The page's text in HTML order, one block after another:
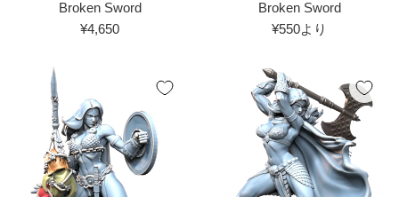
Broken Sword
通
¥4,650
Broken Sword
¥550より